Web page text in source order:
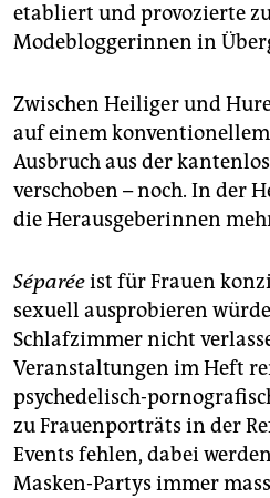
etabliert und provozierte
Modebloggerinnen in
Zwischen Heiliger und
auf einem
Ausbruch aus der
verschoben – noch. In der
die Herausgeberinnen
Séparéeist für Frauen
sexuell ausprobieren
Schlafzimmer nicht
Veranstaltungen im Heft
psychedelisch-
zu Frauenporträts in der
Events fehlen, dabei
Masken-Partys immer